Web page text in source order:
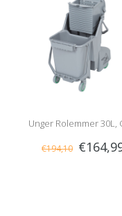
Unger Rolemmer 30L,
€194,10